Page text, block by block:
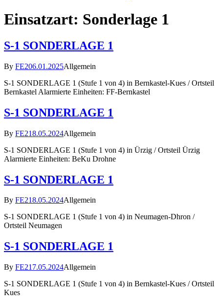
Einsatzart: Sonderlage 1
S-1 SONDERLAGE 1
By FE206.01.2025Allgemein
S-1 SONDERLAGE 1 (Stufe 1 von 4) in Bernkastel-Kues / Ortsteil
Bernkastel Alarmierte Einheiten: FF-Bernkastel
S-1 SONDERLAGE 1
By FE218.05.2024Allgemein
S-1 SONDERLAGE 1 (Stufe 1 von 4) in Ürzig / Ortsteil Ürzig
Alarmierte Einheiten: BeKu Drohne
S-1 SONDERLAGE 1
By FE218.05.2024Allgemein
S-1 SONDERLAGE 1 (Stufe 1 von 4) in Neumagen-Dhron /
Ortsteil Neumagen
S-1 SONDERLAGE 1
By FE217.05.2024Allgemein
S-1 SONDERLAGE 1 (Stufe 1 von 4) in Bernkastel-Kues / Ortsteil
Kues